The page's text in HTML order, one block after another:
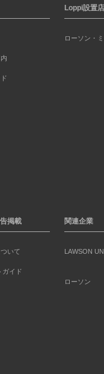
Loppi設置
ローソン・
掲載
いて
ガイド
関連企業
LAWSON
ローソン